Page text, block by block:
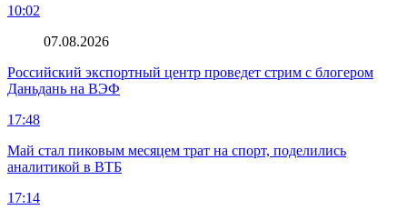
10:02
07.08.2026
Российский экспортный центр проведет стрим с блогером
Даньдань на ВЭФ
17:48
Май стал пиковым месяцем трат на спорт, поделились
аналитикой в ВТБ
17:14